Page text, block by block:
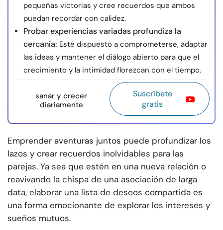
pequeñas victorias y cree recuerdos que ambos
puedan recordar con calidez.
Probar experiencias variadas profundiza la
cercanía: Esté dispuesto a comprometerse, adaptar
las ideas y mantener el diálogo abierto para que el
crecimiento y la intimidad florezcan con el tiempo.
sanar y crecer
diariamente
Suscríbete
gratis
Emprender aventuras juntos puede profundizar los
lazos y crear recuerdos inolvidables para las
parejas. Ya sea que estén en una nueva relación o
reavivando la chispa de una asociación de larga
data, elaborar una lista de deseos compartida es
una forma emocionante de explorar los intereses y
sueños mutuos.